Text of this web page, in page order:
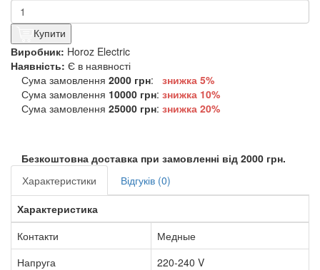
Купити
Виробник: Horoz Electric
Наявність: Є в наявності
Сума замовлення 2000 грн:
знижка 5%
Сума замовлення 10000 грн: знижка 10%
Сума замовлення 25000 грн: знижка 20%
Безкоштовна доставка при замовленні від 2000 грн.
Характеристики
Відгуків (0)
Характеристика
Контакти
Медные
Напруга
220-240 V